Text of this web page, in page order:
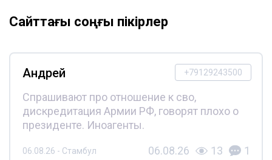
Сайттағы соңғы пікірлер
+79129243500
Андрей
Спрашивают про отношение к сво,
дискредитация Армии РФ, говорят плохо о
президенте. Иноагенты.
06.08.26 - Стамбул 06.08.26 13 1